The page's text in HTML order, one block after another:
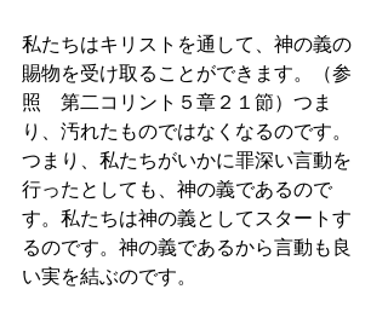
私たちはキリストを通して、神の義の
賜物を受け取ることができます。（参
照　第二コリント５章２１節）つま
り、汚れたものではなくなるのです。
つまり、私たちがいかに罪深い言動を
行ったとしても、神の義であるので
す。私たちは神の義としてスタートす
るのです。神の義であるから言動も良
い実を結ぶのです。